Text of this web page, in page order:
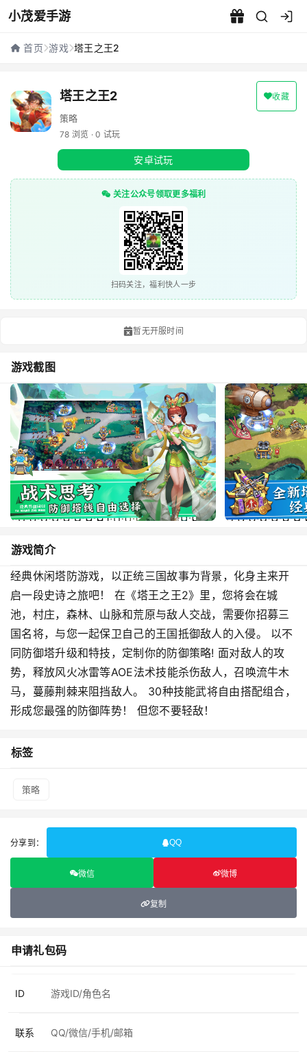
小茂爱手游
塔王之王2 - 小茂爱手游
首页 游戏 塔王之王2
塔王之王2 收藏
策略
78 浏览 · 0 试玩
安卓试玩
关注公众号领取更多福利
扫码关注，福利快人一步
暂无开服时间
游戏截图
游戏简介
经典休闲塔防游戏，以正统三国故事为背景，化身主来开
启一段史诗之旅吧！ 在《塔王之王2》里，您将会在城
池，村庄，森林、山脉和荒原与敌人交战，需要你招募三
国名将，与您一起保卫自己的王国抵御敌人的入侵。 以不
同防御塔升级和特技，定制你的防御策略! 面对敌人的攻
势，释放风火冰雷等AOE法术技能杀伤敌人，召唤流牛木
马，蔓藤荆棘来阻挡敌人。 30种技能武将自由搭配组合，
形成您最强的防御阵势！ 但您不要轻敌！
标签
策略
分享到： QQ
微信 微博
复制
申请礼包码
ID
联系